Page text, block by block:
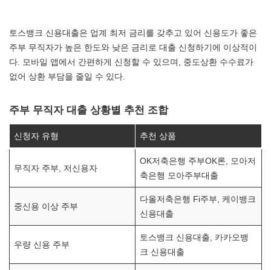
토스뱅크 신용대출은 업계 최저 금리를 갖추고 있어 신용도가 좋은
주부 무직자가 높은 한도와 낮은 금리로 대출 신청하기에 이상적이
다. 모바일 앱에서 간편하게 신청할 수 있으며, 중도상환 수수료가
없어 상환 부담을 줄일 수 있다.
주부 무직자 대출 상황별 추천 조합
신청자 유형 추천 상품
무직자 주부, 저신용자
OK저축은행 주부OK론, 모아저
축은행 모아주부대출
중신용 이상 주부
다올저축은행 Fi주부, 케이뱅크
신용대출
우량 신용 주부
토스뱅크 신용대출, 카카오뱅
크 신용대출